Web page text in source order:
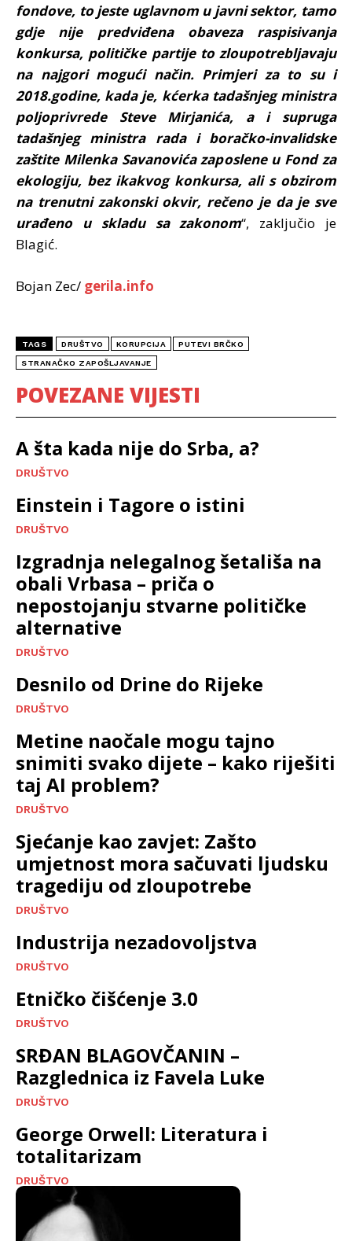
fondove, to jeste uglavnom u javni sektor, tamo
gdje nije predviđena obaveza raspisivanja
konkursa, političke partije to zloupotrebljavaju
na najgori mogući način. Primjeri za to su i
2018.godine, kada je, kćerka tadašnjeg ministra
poljoprivrede Steve Mirjanića, a i supruga
tadašnjeg ministra rada i boračko-invalidske
zaštite Milenka Savanovića zaposlene u Fond za
ekologiju, bez ikakvog konkursa, ali s obzirom
na trenutni zakonski okvir, rečeno je da je sve
urađeno u skladu sa zakonom“, zaključio je
Blagić.
Bojan Zec/ gerila.info
TAGS DRUŠTVO KORUPCIJA PUTEVI BRČKO
STRANAČKO ZAPOŠLJAVANJE
POVEZANE VIJESTI
A šta kada nije do Srba, a?
DRUŠTVO
Einstein i Tagore o istini
DRUŠTVO
Izgradnja nelegalnog šetališa na
obali Vrbasa – priča o
nepostojanju stvarne političke
alternative
DRUŠTVO
Desnilo od Drine do Rijeke
DRUŠTVO
Metine naočale mogu tajno
snimiti svako dijete – kako riješiti
taj AI problem?
DRUŠTVO
Sjećanje kao zavjet: Zašto
umjetnost mora sačuvati ljudsku
tragediju od zloupotrebe
DRUŠTVO
Industrija nezadovoljstva
DRUŠTVO
Etničko čišćenje 3.0
DRUŠTVO
SRĐAN BLAGOVČANIN –
Razglednica iz Favela Luke
DRUŠTVO
George Orwell: Literatura i
totalitarizam
DRUŠTVO